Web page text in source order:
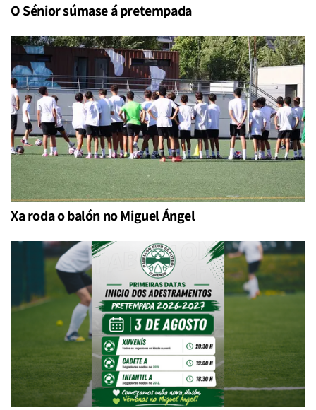
O Sénior súmase á pretempada
Xa roda o balón no Miguel Ángel